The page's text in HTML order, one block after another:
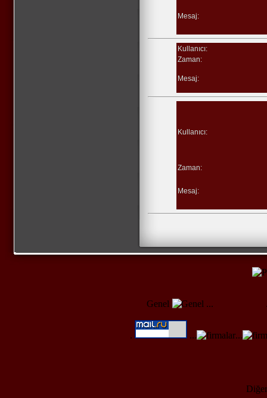
Mesaj:
Kullanıcı:
Zaman:
Mesaj:
Kullanıcı:
Zaman:
Mesaj:
Genel ...
. ... ...